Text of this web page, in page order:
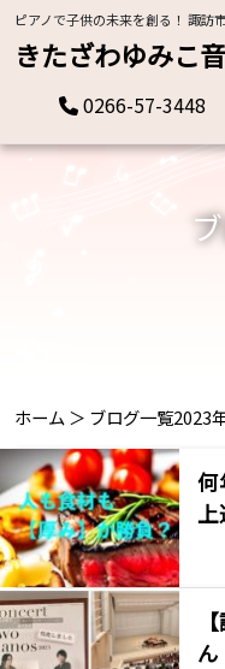
ピアノで子供の未来を創る！ 諏訪
きたざわゆみこ
0266-57-3448
ホーム ＞ ブログ一覧2023
何
上